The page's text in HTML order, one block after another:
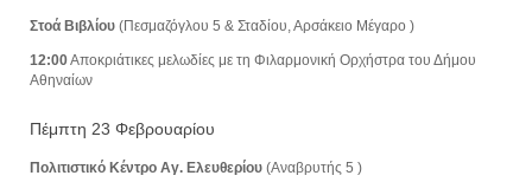
Στοά Βιβλίου (Πεσμαζόγλου 5 & Σταδίου, Αρσάκειο Μέγαρο )
12:00Αποκριάτικες μελωδίες με τη Φιλαρμονική Ορχήστρα του Δήμου
Αθηναίων
Πέμπτη 23 Φεβρουαρίου
Πολιτιστικό Κέντρο Αγ. Ελευθερίου (Αναβρυτής 5 )